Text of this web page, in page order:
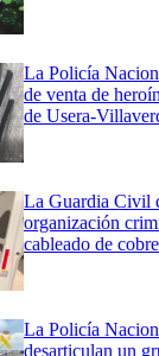
La Policía
de venta de
de Usera-
La Guardia Civil
organización
cableado de
La Policía
desarticulan un